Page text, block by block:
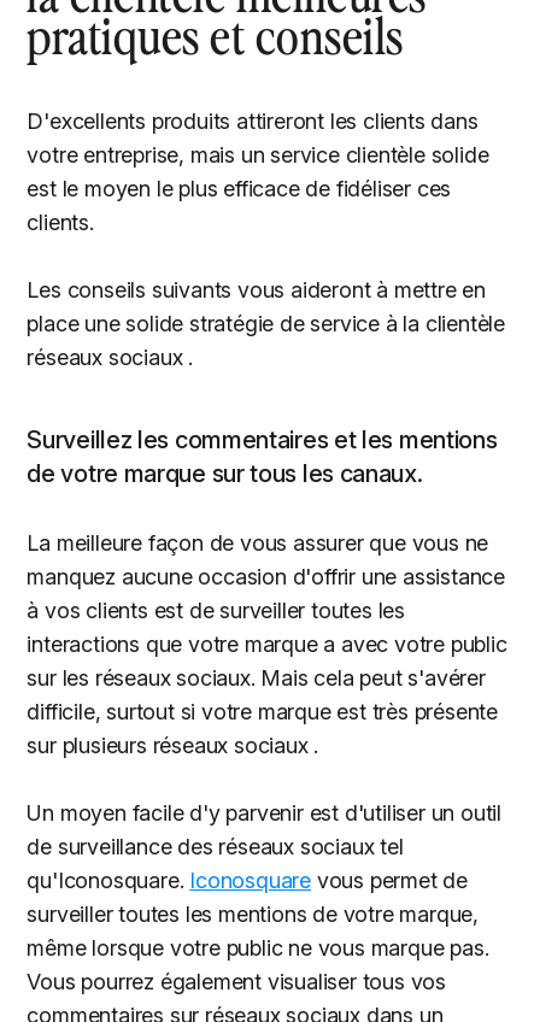
pratiques et conseils
D'excellents produits attireront les clients dans
votre entreprise, mais un service clientèle solide
est le moyen le plus efficace de fidéliser ces
clients.
Les conseils suivants vous aideront à mettre en
place une solide stratégie de service à la clientèle
réseaux sociaux .
Surveillez les commentaires et les mentions
de votre marque sur tous les canaux.
La meilleure façon de vous assurer que vous ne
manquez aucune occasion d'offrir une assistance
à vos clients est de surveiller toutes les
interactions que votre marque a avec votre public
sur les réseaux sociaux. Mais cela peut s'avérer
difficile, surtout si votre marque est très présente
sur plusieurs réseaux sociaux .
Un moyen facile d'y parvenir est d'utiliser un outil
de surveillance des réseaux sociaux tel
qu'Iconosquare. Iconosquare vous permet de
surveiller toutes les mentions de votre marque,
même lorsque votre public ne vous marque pas.
Vous pourrez également visualiser tous vos
commentaires sur réseaux sociaux dans un